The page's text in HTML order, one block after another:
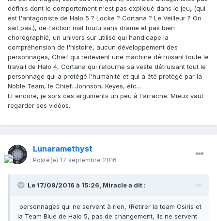
définis dont le comportement n'est pas expliqué dans le jeu, (qui
est l'antagoniste de Halo 5 ? Locke ? Cortana ? Le Veilleur ? On
sait pas.), de l'action mal foutu sans drame et pas bien
chorégraphié, un univers sur utilisé qui handicape la
compréhension de l'histoire, aucun développement des
personnages, Chief qui redevient une machine détruisant toute le
travail de Halo 4, Cortana qui retourne sa veste détruisant tout le
personnage qui a protégé l'humanité et qui a été protégé par la
Noble Team, le Chief, Johnson, Keyes, etc...
Et encore, je sors ces arguments un peu à l'arrache. Mieux vaut
regarder ses vidéos.
Lunaramethyst
Posté(e) 17 septembre 2016
Le 17/09/2016 à 15:26, Miraclea dit :
personnages qui ne servent à rien, (Retirer la team Osiris et
la Team Blue de Halo 5, pas de changement, ils ne servent